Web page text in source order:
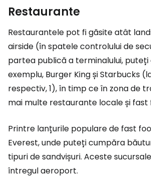
Restaurante
Restaurantele pot fi găsite atât
airside (în spatele controlului de
partea publică a terminalului, puteți
exemplu, Burger King și Starbucks
respectiv, 1), în timp ce în zona de
mai multe restaurante locale și fast
Printre lanțurile populare de fast
Everest, unde puteți cumpăra
tipuri de sandvișuri. Aceste
întregul aeroport.